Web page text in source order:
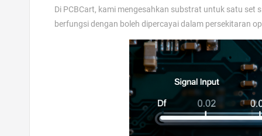
Di PCBCart, kami mengesahkan substrat untuk satu
berfungsi dengan boleh dipercayai dalam persekitaran